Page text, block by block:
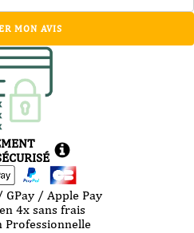
MON AVIS
GPay / Apple Pay
4x sans frais
Professionnelle